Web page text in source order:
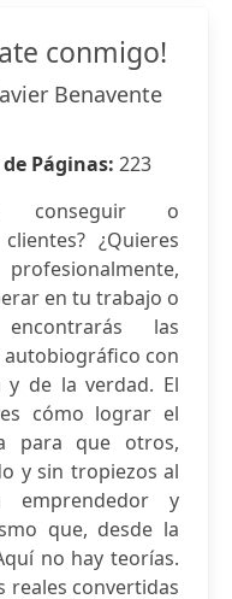
conmigo!
Benavente
Páginas: 223
conseguir o
¿Quieres
en tu trabajo o
las
autobiográfico con
y de la verdad. El
cómo lograr el
para que otros,
y sin tropiezos al
y
que, desde la
no hay teorías.
reales convertidas